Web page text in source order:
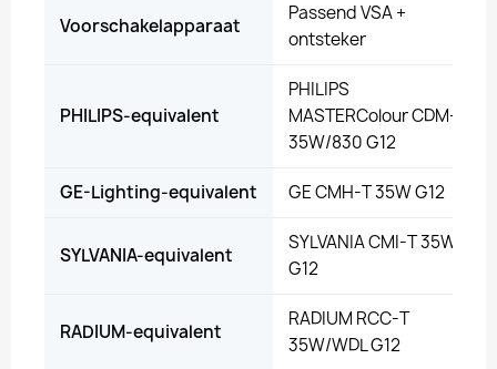
Voorschakelapparaat
Passend VSA +
ontsteker
PHILIPS-equivalent
PHILIPS
MASTERColour CDM-T
35W/830 G12
GE-Lighting-equivalent GE CMH-T 35W G12
SYLVANIA-equivalent
SYLVANIA CMI-T 35W
G12
RADIUM-equivalent
RADIUM RCC-T
35W/WDL G12